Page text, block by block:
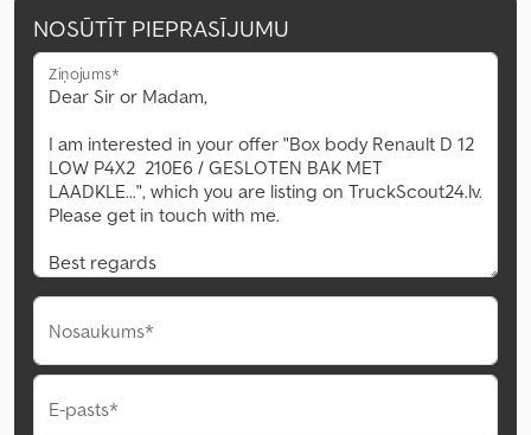
NOSŪTĪT PIEPRASĪJUMU
Ziņojums*
Nosaukums*
E-pasts*